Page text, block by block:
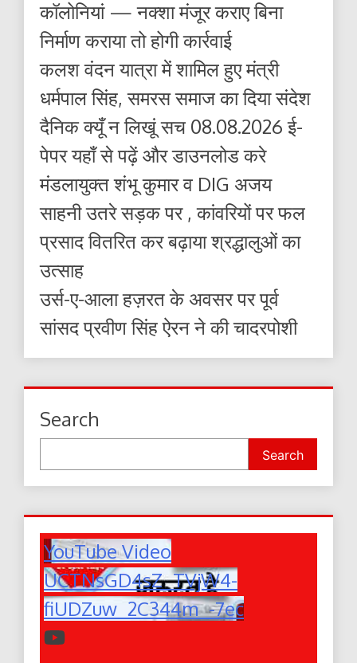
कॉलोनियां — नक्शा मंजूर कराए बिना
निर्माण कराया तो होगी कार्रवाई
कलश वंदन यात्रा में शामिल हुए मंत्री
धर्मपाल सिंह, समरस समाज का दिया संदेश
दैनिक क्यूँ न लिखूं सच 08.08.2026 ई-
पेपर यहाँ से पढ़ें और डाउनलोड करे
मंडलायुक्त शंभू कुमार व DIG अजय
साहनी उतरे सड़क पर , कांवरियों पर फल
प्रसाद वितरित कर बढ़ाया श्रद्धालुओं का
उत्साह
उर्स-ए-आला हज़रत के अवसर पर पूर्व
सांसद प्रवीण सिंह ऐरन ने की चादरपोशी
Search
Search
YouTube Video
UCTNsGD4sZ_TVjW4-
fiUDZuw_2C344m_-7ec